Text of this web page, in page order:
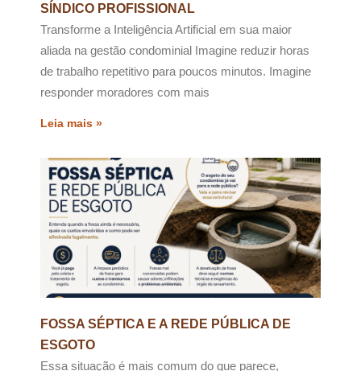
SÍNDICO PROFISSIONAL
Transforme a Inteligência Artificial em sua maior
aliada na gestão condominial Imagine reduzir horas
de trabalho repetitivo para poucos minutos. Imagine
responder moradores com mais
Leia mais »
FOSSA SÉPTICA E A REDE PÚBLICA DE
ESGOTO
Essa situação é mais comum do que parece,